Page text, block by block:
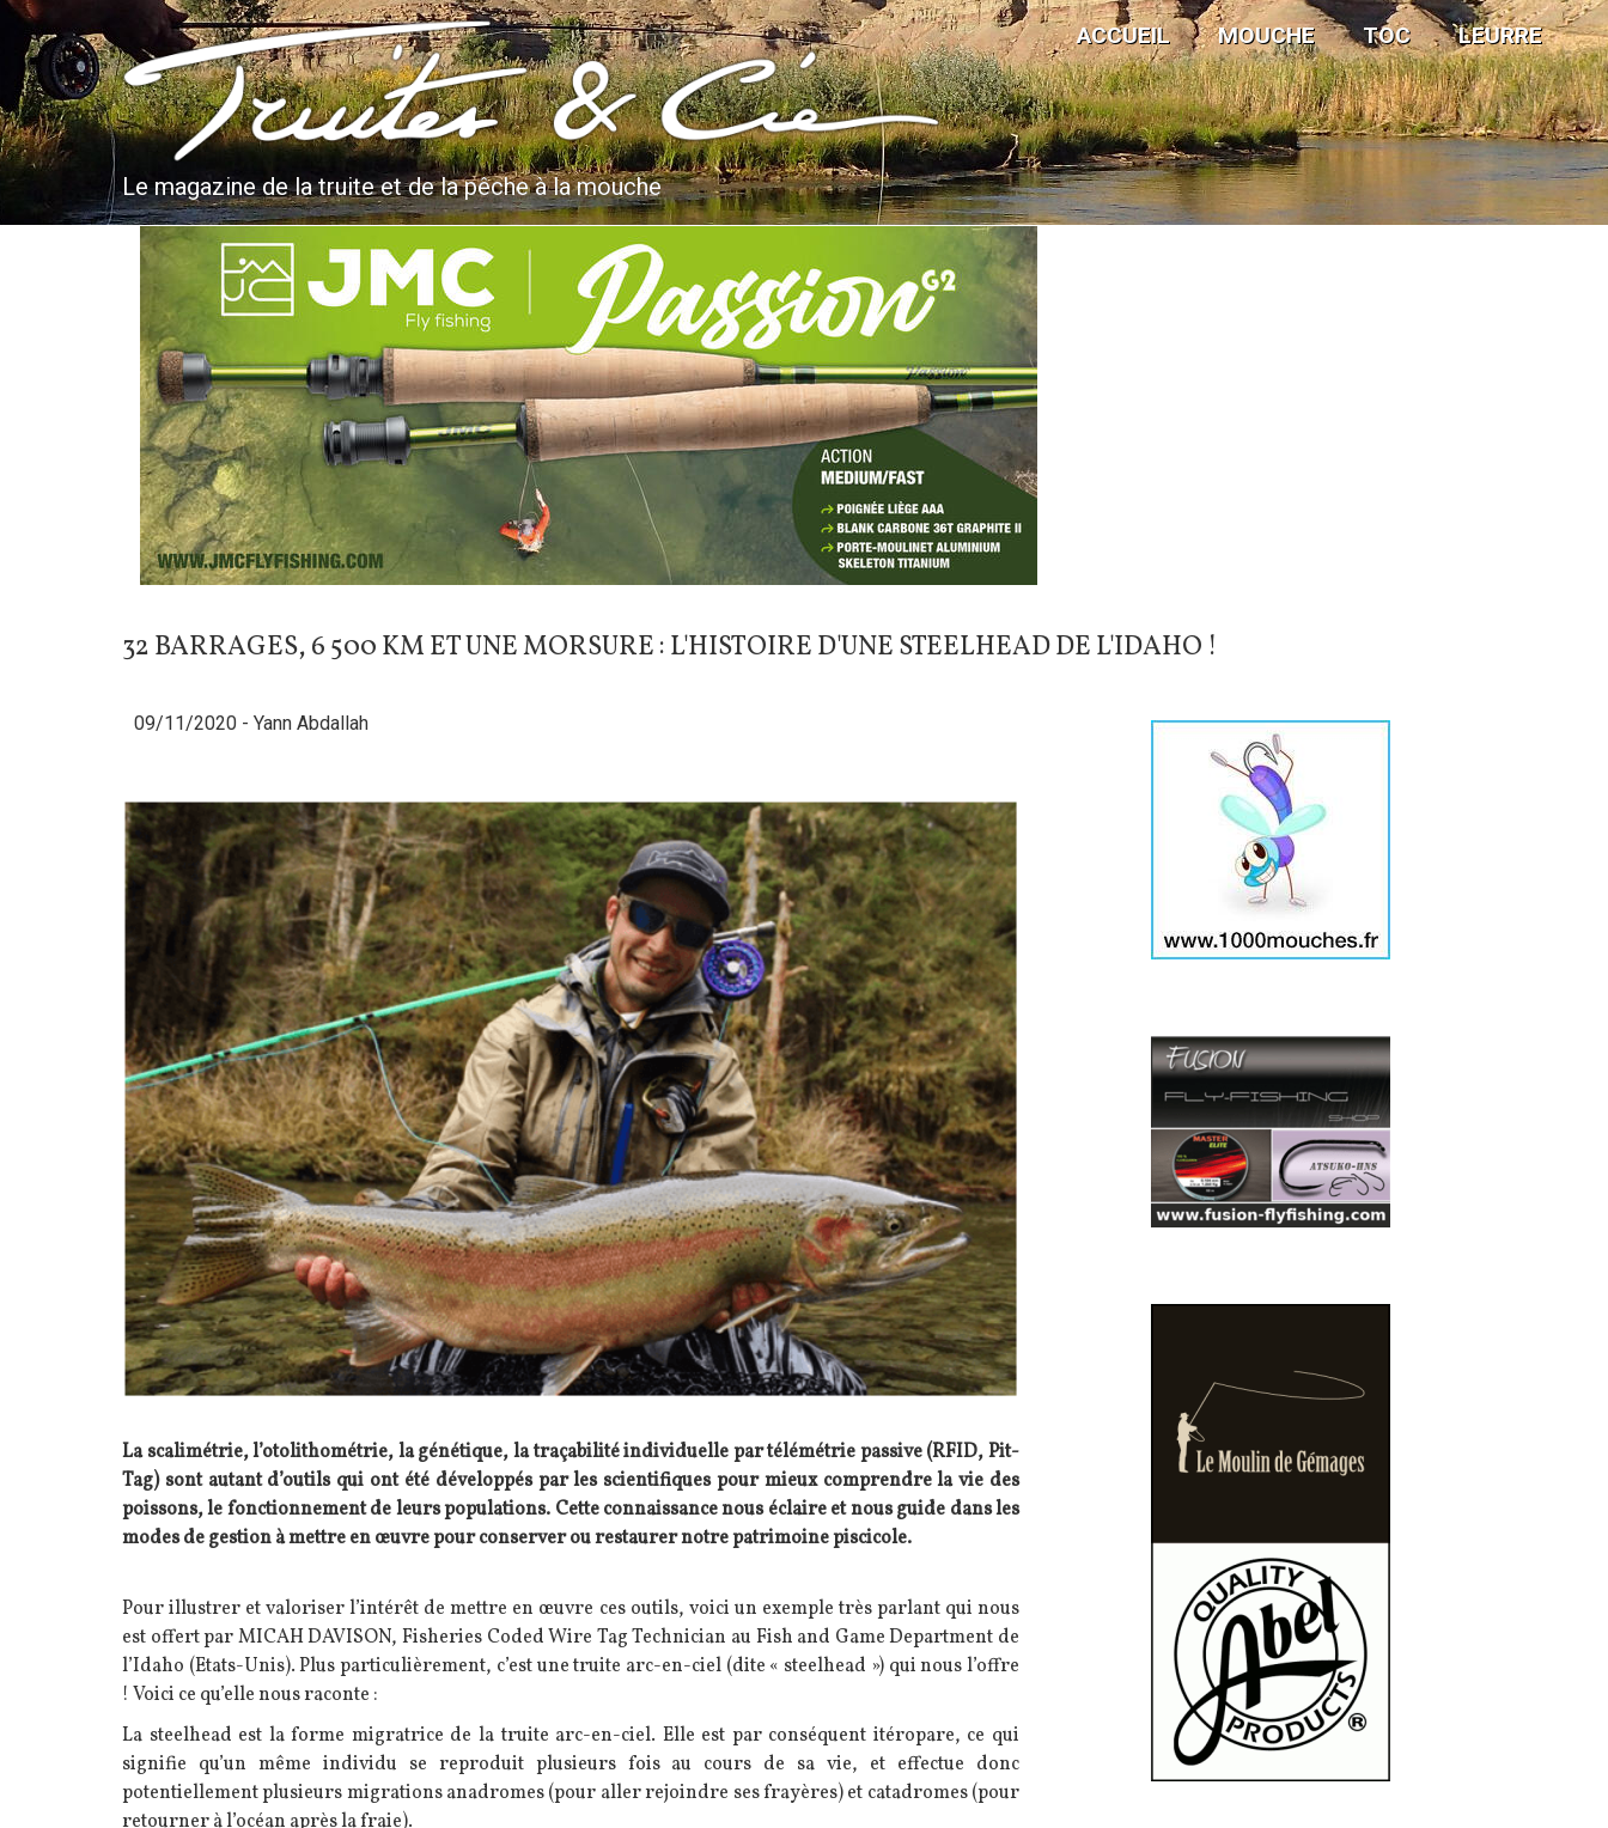
Aller
contenu
principal
Truites & Cie
Le magazine de la truite et de la pêche à la mouche
ACCUEIL MOUCHE TOC LEURRE
32 BARRAGES, 6 500 KM ET UNE MORSURE : L'HISTOIRE D'UNE STEELHEAD DE L'IDAHO !
09/11/2020 - Yann Abdallah
La scalimétrie, l’otolithométrie, la génétique, la traçabilité individuelle par télémétrie passive (RFID, Pit-
Tag) sont autant d’outils qui ont été développés par les scientifiques pour mieux comprendre la vie des
poissons, le fonctionnement de leurs populations. Cette connaissance nous éclaire et nous guide dans les
modes de gestion à mettre en œuvre pour conserver ou restaurer notre patrimoine piscicole.
Texte
Pour illustrer et valoriser l’intérêt de mettre en œuvre ces outils, voici un exemple très parlant qui nous
est offert par MICAH DAVISON, Fisheries Coded Wire Tag Technician au Fish and Game Department de
l’Idaho (Etats-Unis). Plus particulièrement, c’est une truite arc-en-ciel (dite « steelhead ») qui nous l’offre
! Voici ce qu’elle nous raconte :
La steelhead est la forme migratrice de la truite arc-en-ciel. Elle est par conséquent itéropare, ce qui
signifie qu’un même individu se reproduit plusieurs fois au cours de sa vie, et effectue donc
potentiellement plusieurs migrations anadromes (pour aller rejoindre ses frayères) et catadromes (pour
retourner à l’océan après la fraie).